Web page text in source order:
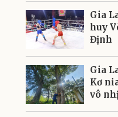
Gia
huy
Định
Gia
Kơ
vô